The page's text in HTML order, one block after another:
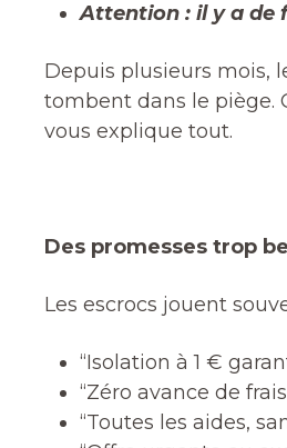
Attention : il y a de
Depuis plusieurs mois,
tombent dans le piège.
vous explique tout.
Des promesses trop
Les escrocs jouent
“Isolation à 1 €
“Zéro avance de
“Toutes les aides,